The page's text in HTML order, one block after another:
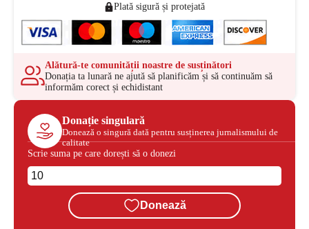
Plată sigură și protejată
Alătură-te comunității noastre de susținători
Donația ta lunară ne ajută să planificăm și să continuăm să
informăm corect și echidistant
Donație singulară
Donează o singură dată pentru susținerea jurnalismului de
calitate
Scrie suma pe care dorești să o donezi
Donează